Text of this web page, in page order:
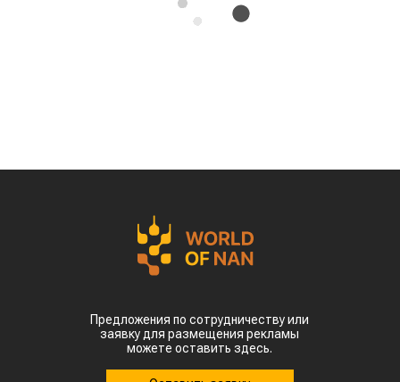
Предложения по сотрудничеству или
заявку для размещения рекламы
можете оставить здесь.